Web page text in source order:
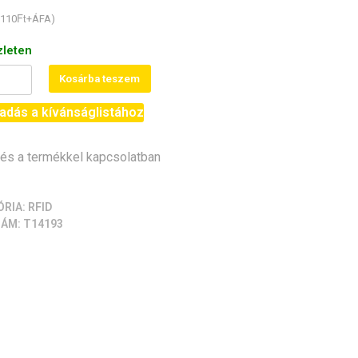
110Ft+ÁFA)
Kosárba teszem
a kívánságlistához
a termékkel kapcsolatban
RFID
T14193